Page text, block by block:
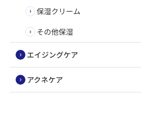
保湿クリーム
その他保湿
エイジングケア
アクネケア